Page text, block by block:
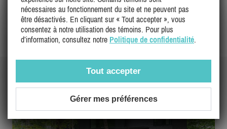
15 6 4
DÉTAILS
nécessaires au fonctionnement du site et ne peuvent pas
être désactivés. En cliquant sur « Tout accepter », vous
consentez à notre utilisation des témoins. Pour plus
d’information, consultez notre Politique de confidentialité.
Tout accepter
Gérer mes préférences